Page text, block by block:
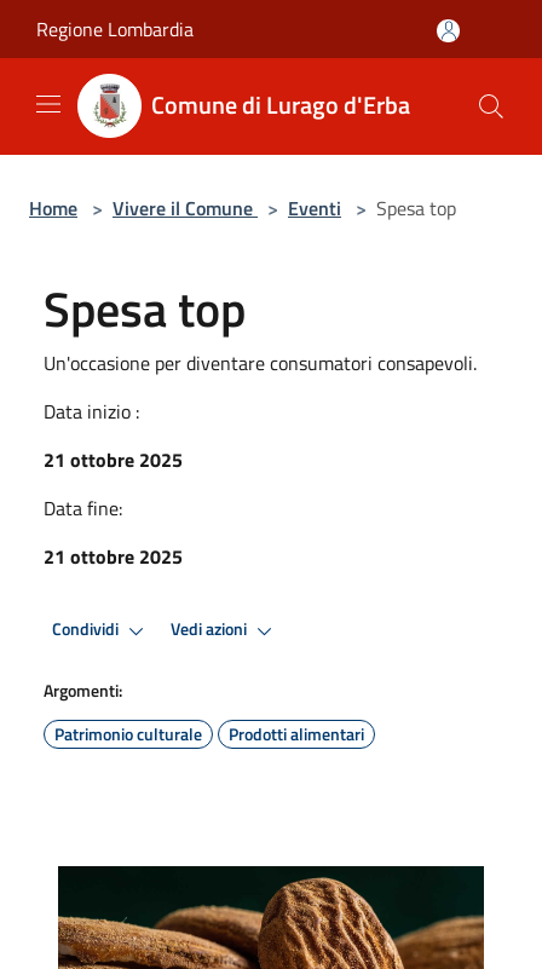
Regione Lombardia
Comune di Lurago d'Erba
Home > Vivere il Comune > Eventi > Spesa top
Spesa top
Un'occasione per diventare consumatori consapevoli.
Data inizio :
21 ottobre 2025
Data fine:
21 ottobre 2025
Condividi Vedi azioni
Argomenti:
Patrimonio culturale
Prodotti alimentari